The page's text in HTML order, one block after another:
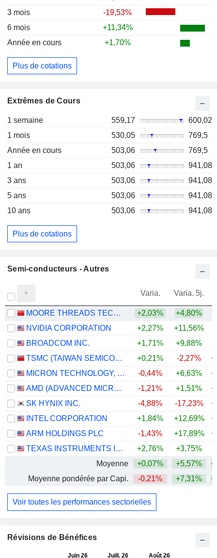
3 mois
-19,53%
6 mois
+11,34%
Année en cours
+1,70%
Plus de cotations
Extrêmes de Cours
1 semaine 559,17
600,02
1 mois
530,05
769,5
Année en cours
503,06
769,5
1 an
503,06
941,08
3 ans
503,06
941,08
5 ans
503,06
941,08
10 ans
503,06 941,08
Plus de cotations
Semi-conducteurs - Autres
Varia. Varia. 5j.
MOORE THREADS TECHNOLOGY CO., LTD. +2,03%
+4,80%
NVIDIA CORPORATION
+2,27% +11,56%
BROADCOM INC.
+1,71% +9,88%
TSMC (TAIWAN SEMICONDUCTOR MANUFACTURING COMPANY)
+0,21% -2,27%
MICRON TECHNOLOGY, INC.
-0,44% +6,63%
AMD (ADVANCED MICRO DEVICES)
-1,21% +1,51%
SK HYNIX INC.
-4,88% -17,23%
INTEL CORPORATION
+1,84% +12,69%
ARM HOLDINGS PLC
-1,43% +17,89%
TEXAS INSTRUMENTS INCORPORATED
+2,76% +3,75%
Moyenne
+0,07% +5,57%
Moyenne pondérée par Capi.
-0,21% +7,31%
Voir toutes les performances sectorielles
Révisions de Bénéfices